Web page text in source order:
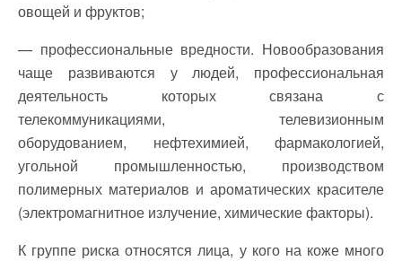
овощей и фруктов;
— профессиональные вредности. Новообразования
чаще развиваются у людей, профессиональная
деятельность которых связана с
телекоммуникациями, телевизионным
оборудованием, нефтехимией, фармакологией,
угольной промышленностью, производством
полимерных материалов и ароматических красителе
(электромагнитное излучение, химические факторы).
К группе риска относятся лица, у кого на коже много